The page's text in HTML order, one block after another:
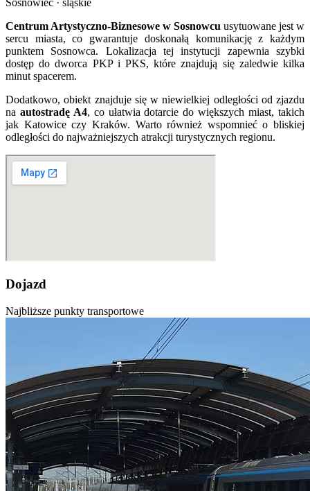
Centrum Artystyczno-Biznesowe w Sosnowcu usytuowane jest w
sercu miasta, co gwarantuje doskonałą komunikację z każdym
punktem Sosnowca. Lokalizacja tej instytucji zapewnia szybki
dostęp do dworca PKP i PKS, które znajdują się zaledwie kilka
minut spacerem.
Dodatkowo, obiekt znajduje się w niewielkiej odległości od zjazdu
na autostradę A4, co ułatwia dotarcie do większych miast, takich
jak Katowice czy Kraków. Warto również wspomnieć o bliskiej
odległości do najważniejszych atrakcji turystycznych regionu.
Dojazd
Najbliższe punkty transportowe